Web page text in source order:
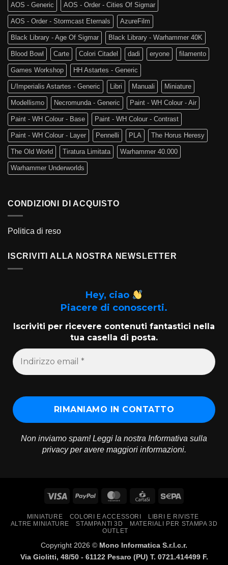
AOS - Generic AOS - Order - Cities Of Sigmar
AOS - Order - Stormcast Eternals AzureFilm
Black Library - Age Of Sigmar Black Library - Warhammer 40K
Blood Bowl Carte Colori Citadel dadi eryone filamento
Games Workshop HH Astartes - Generic
L/Imperialis Astartes - Generic Libri Manuali Miniature
Modellismo Necromunda - Generic Paint - WH Colour - Air
Paint - WH Colour - Base Paint - WH Colour - Contrast
Paint - WH Colour - Layer Pennelli PLA The Horus Heresy
The Old World Tiratura Limitata Warhammer 40.000
Warhammer Underworlds
CONDIZIONI DI ACQUISTO
Politica di reso
ISCRIVITI ALLA NOSTRA NEWSLETTER
Hey, ciao
Piacere di conoscerti.
Iscriviti per ricevere contenuti fantastici nella
tua casella di posta.
Non inviamo spam! Leggi la nostra Informativa sulla
privacyper avere maggiori informazioni.
Visa PayPal MasterCardCartaSi
MINIATURE COLORI E ACCESSORI
LIBRI E RIVISTE
ALTRE MINIATURE
STAMPANTI 3D
MATERIALI PER STAMPA 3D
OUTLET
Copyright 2026 © Mono Informatica S.r.l.c.r.
Via Giolitti, 48/50 - 61122 Pesaro (PU) T. 0721.414499 F.